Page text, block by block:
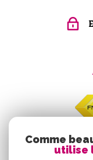
Comme
utilise